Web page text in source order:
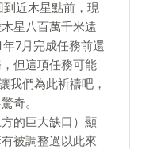
到近木星點前，現
星八百萬千米遠
7月完成任務前還
但這項任務可能
我們為此祈禱吧，
奇。
的巨大缺口）顯
被調整過以此來